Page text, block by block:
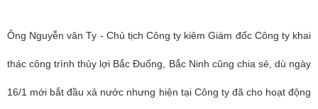
Ông Nguyễn văn Ty - Chủ tịch Công ty kiêm Giám đốc Công ty khai
thác công trình thủy lợi Bắc Đuống, Bắc Ninh cũng chia sẻ, dù ngày
16/1 mới bắt đầu xả nước nhưng hiện tại Công ty đã cho hoạt động